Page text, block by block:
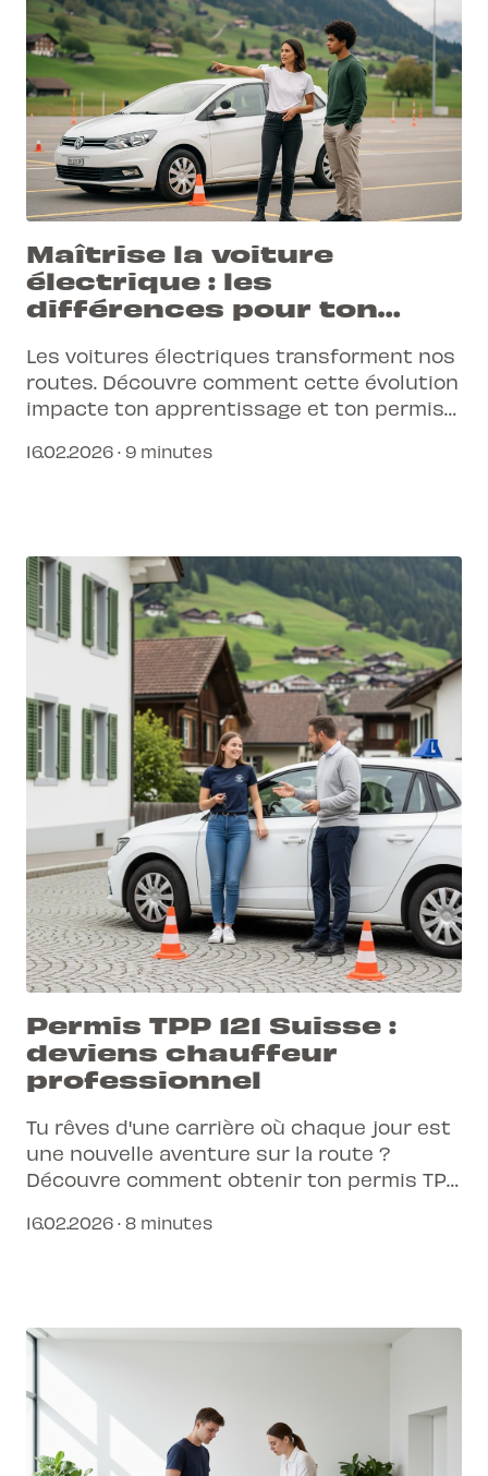
Maîtrise la voiture
électrique : les
différences pour ton
Les voitures électriques transforment nos
routes. Découvre comment cette évolution
impacte ton apprentissage et ton permis
expérience de conduite moderne et
16.02.2026 · 9 minutes
Permis TPP 121 Suisse :
deviens chauffeur
professionnel
Tu rêves d'une carrière où chaque jour est
une nouvelle aventure sur la route ?
Découvre comment obtenir ton permis TPP
qualifié en Suisse.
16.02.2026 · 8 minutes